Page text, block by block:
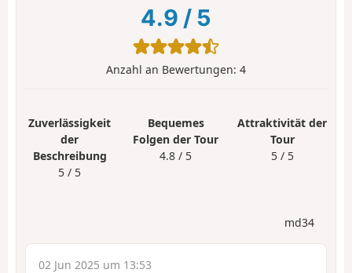
4.9 / 5
Anzahl an Bewertungen: 4
Zuverlässigkeit
der
Beschreibung
5 / 5
Bequemes
Folgen der Tour
4.8 / 5
Attraktivität der
Tour
5 / 5
md34
02 Jun 2025 um 13:53